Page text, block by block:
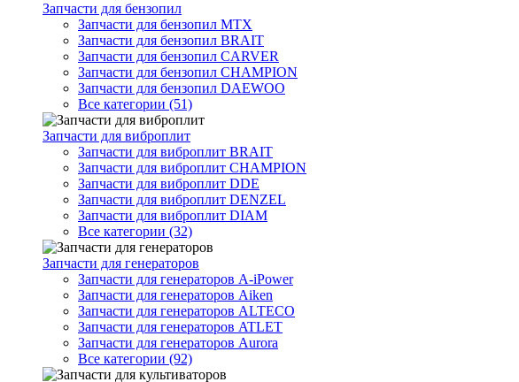
Запчасти для бензопил
Запчасти для бензопил MTX
Запчасти для бензопил BRAIT
Запчасти для бензопил CARVER
Запчасти для бензопил CHAMPION
Запчасти для бензопил DAEWOO
Все категории (51)
Запчасти для виброплит
Запчасти для виброплит BRAIT
Запчасти для виброплит CHAMPION
Запчасти для виброплит DDE
Запчасти для виброплит DENZEL
Запчасти для виброплит DIAM
Все категории (32)
Запчасти для генераторов
Запчасти для генераторов A-iPower
Запчасти для генераторов Aiken
Запчасти для генераторов ALTECO
Запчасти для генераторов ATLET
Запчасти для генераторов Aurora
Все категории (92)